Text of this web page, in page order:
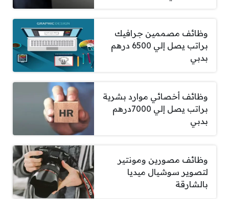
وظائف مصممين جرافيك
براتب يصل إلي 6500 درهم
بدبي
وظائف أخصائي موارد بشرية
براتب يصل إلي 7000درهم
بدبي
وظائف مصورين ومونتير
لتصوير سوشيال ميديا
بالشارقة